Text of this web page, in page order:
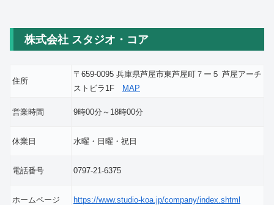
株式会社 スタジオ・コア
住所
〒659-0095 兵庫県芦屋市東芦屋町７ー５ 芦屋アーチ
ストビラ1F MAP
営業時間 9時00分～18時00分
休業日 水曜・日曜・祝日
電話番号 0797-21-6375
ホームページ https://www.studio-koa.jp/company/index.shtml